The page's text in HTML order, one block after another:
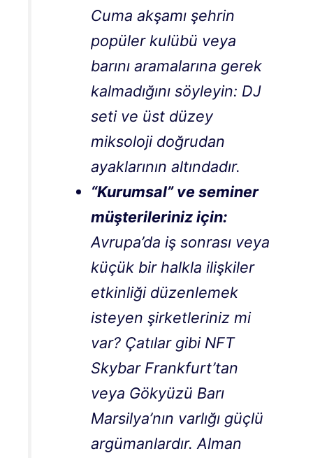
Cuma akşamı şehrin
popüler kulübü veya
barını aramalarına gerek
kalmadığını söyleyin: DJ
seti ve üst düzey
miksoloji doğrudan
ayaklarının altındadır.
“Kurumsal” ve seminer
müşterileriniz için:
Avrupa’da iş sonrası veya
küçük bir halkla ilişkiler
etkinliği düzenlemek
isteyen şirketleriniz mi
var? Çatılar gibi NFT
Skybar Frankfurt’tan
veya Gökyüzü Barı
Marsilya’nın varlığı güçlü
argümanlardır. Alman